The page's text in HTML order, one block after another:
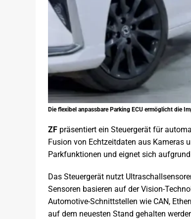
Die flexibel anpassbare Parking ECU ermöglicht die
ZF präsentiert ein Steuergerät für
Fusion von Echtzeitdaten aus Kameras
Parkfunktionen und eignet sich
Das Steuergerät nutzt
Sensoren basieren auf der Vision-
Automotive-Schnittstellen wie CAN,
auf dem neuesten Stand gehalten